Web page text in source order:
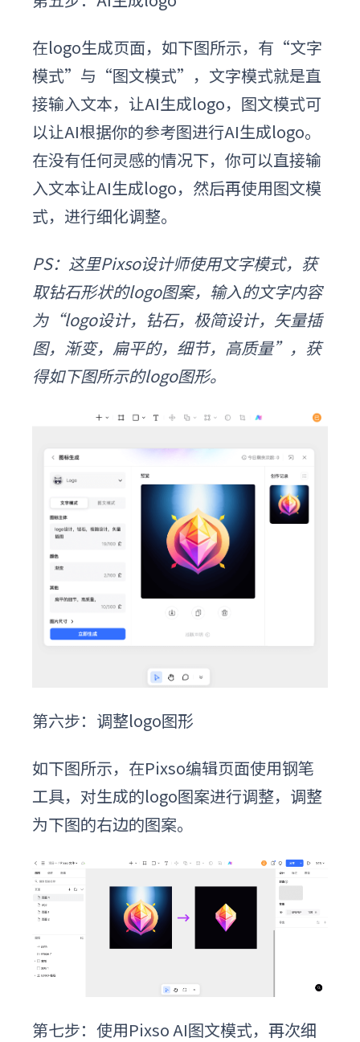
在logo生成页面，如下图所示，有“文字
模式”与“图文模式”，文字模式就是直
接输入文本，让AI生成logo，图文模式可
以让AI根据你的参考图进行AI生成logo。
在没有任何灵感的情况下，你可以直接输
入文本让AI生成logo，然后再使用图文模
式，进行细化调整。
PS： 这里Pixso设计师使用文字模式，获
取钻石形状的logo图案，输入的文字内容
为“logo设计，钻石，极简设计，矢量插
图，渐变，扁平的，细节，高质量”，获
得如下图所示的logo图形。
第六步： 调整logo图形
如下图所示，在Pixso编辑页面使用钢笔
工具，对生成的logo图案进行调整，调整
为下图的右边的图案。
第七步： 使用Pixso AI图文模式，再次细